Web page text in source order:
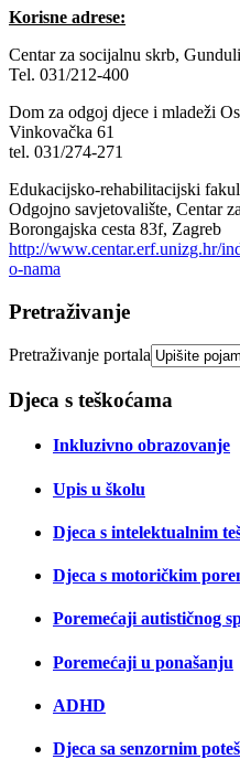
Korisne adrese:
Centar za socijalnu skrb,
Tel. 031/212-400
Dom za odgoj djece i mladeži
Vinkovačka 61
tel. 031/274-271
Edukacijsko-rehabilitacijski
Odgojno savjetovalište, Centar
Borongajska cesta 83f, Zagreb
http://www.centar.erf.unizg.hr/
o-nama
Pretraživanje
Pretraživanje portala
Djeca s teškoćama
Inkluzivno obrazovanje
Upis u školu
Djeca s intelektualnim
Djeca s motoričkim
Poremećaji autističnog
Poremećaji u ponašanju
ADHD
Djeca sa senzornim